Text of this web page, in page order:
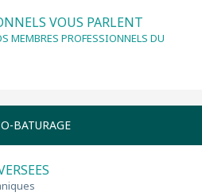
VOUS PARLENT
MEMBRES PROFESSIONNELS DU
BATURAGE